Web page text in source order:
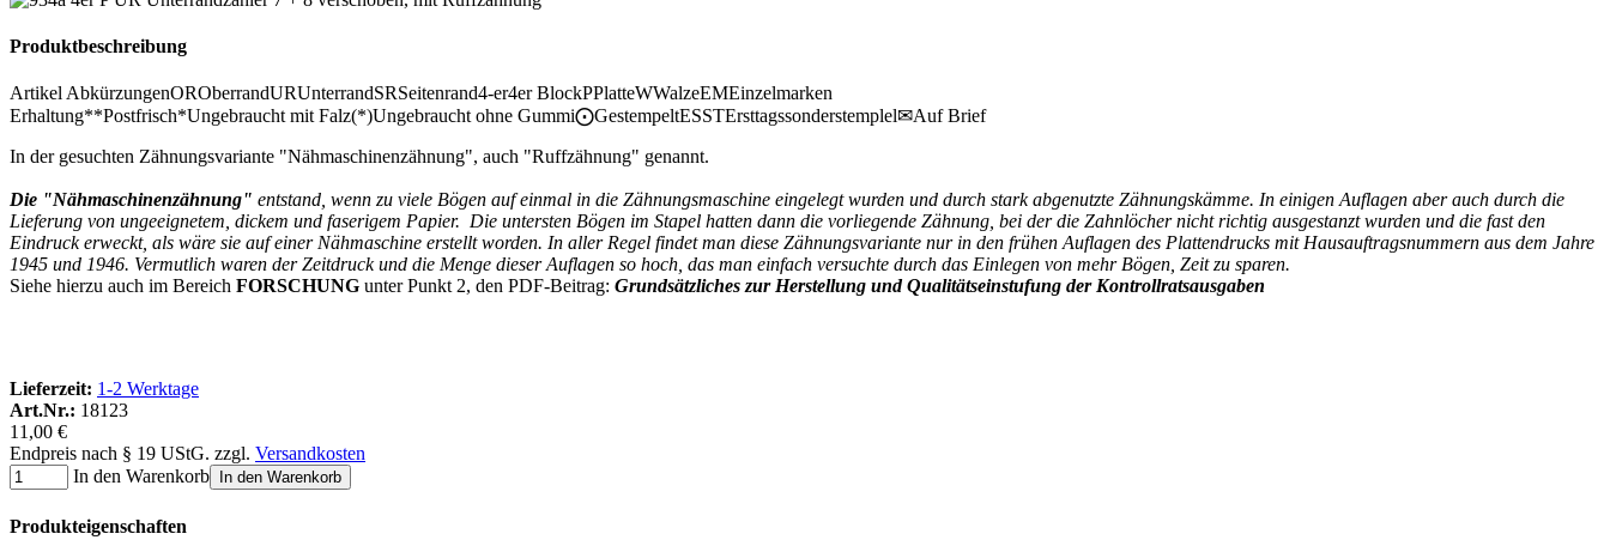
Produktbeschreibung
Artikel AbkürzungenOROberrandURUnterrandSRSeitenrand4-er4er BlockPPlatteWWalzeEMEinzelmarken
Erhaltung**Postfrisch*Ungebraucht mit Falz(*)Ungebraucht ohne Gummi⨀GestempeltESSTErsttagssonderstemplel✉Auf Brief
In der gesuchten Zähnungsvariante "Nähmaschinenzähnung", auch "Ruffzähnung" genannt.
Die "Nähmaschinenzähnung" entstand, wenn zu viele Bögen auf einmal in die Zähnungsmaschine eingelegt wurden und durch stark abgenutzte Zähnungskämme. In einigen Auflagen aber auch durch die
Lieferung von ungeeignetem, dickem und faserigem Papier. Die untersten Bögen im Stapel hatten dann die vorliegende Zähnung, bei der die Zahnlöcher nicht richtig ausgestanzt wurden und die fast den
Eindruck erweckt, als wäre sie auf einer Nähmaschine erstellt worden. In aller Regel findet man diese Zähnungsvariante nur in den frühen Auflagen des Plattendrucks mit Hausauftragsnummern aus dem Jahre
1945 und 1946. Vermutlich waren der Zeitdruck und die Menge dieser Auflagen so hoch, das man einfach versuchte durch das Einlegen von mehr Bögen, Zeit zu sparen.
Siehe hierzu auch im Bereich FORSCHUNG unter Punkt 2, den PDF-Beitrag: Grundsätzliches zur Herstellung und Qualitätseinstufung der Kontrollratsausgaben
Lieferzeit: 1-2 Werktage
Art.Nr.: 18123
11,00 €
Endpreis nach § 19 UStG. zzgl. Versandkosten
In den Warenkorb
In den Warenkorb
Produkteigenschaften